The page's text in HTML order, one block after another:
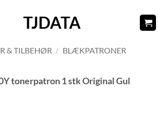
& TILBEHØR / BLÆKPATRONER
tonerpatron 1 stk Original Gul